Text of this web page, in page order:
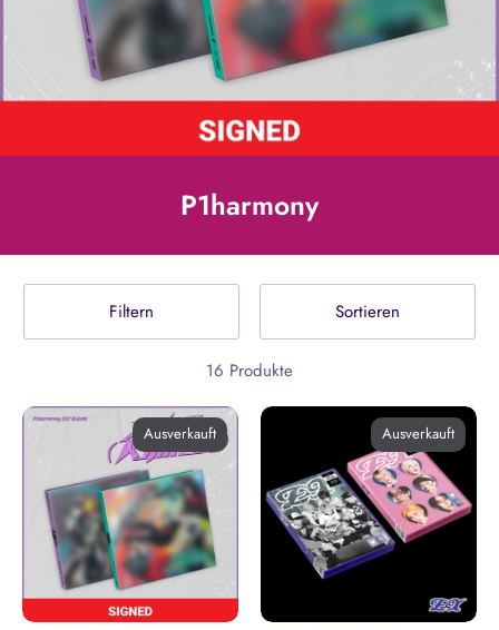
P1harmony
Filtern Sortieren
16 Produkte
Ausverkauft Ausverkauft